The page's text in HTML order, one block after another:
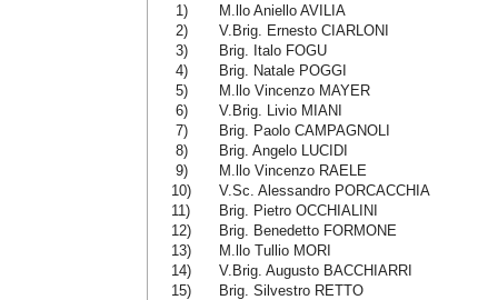
1)
M.llo Aniello AVILIA
2)
V.Brig. Ernesto CIARLONI
3)
Brig. Italo FOGU
4)
Brig. Natale POGGI
5)
M.llo Vincenzo MAYER
6)
V.Brig. Livio MIANI
7)
Brig. Paolo CAMPAGNOLI
8)
Brig. Angelo LUCIDI
9)
M.llo Vincenzo RAELE
10)
V.Sc. Alessandro PORCACCHIA
11)
Brig. Pietro OCCHIALINI
12)
Brig. Benedetto FORMONE
13)
M.llo Tullio MORI
14)
V.Brig. Augusto BACCHIARRI
15)
Brig. Silvestro RETTO